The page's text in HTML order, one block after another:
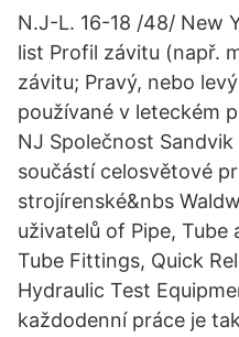
N.J-L. 16-18 /48/ New
list Profil závitu (např.
závitu; Pravý, nebo
používané v leteckém
NJ​ Společnost
součástí celosvětové
strojírenské&nbs
uživatelů of Pipe, Tube
Tube Fittings, Quick
Hydraulic Test
každodenní práce je